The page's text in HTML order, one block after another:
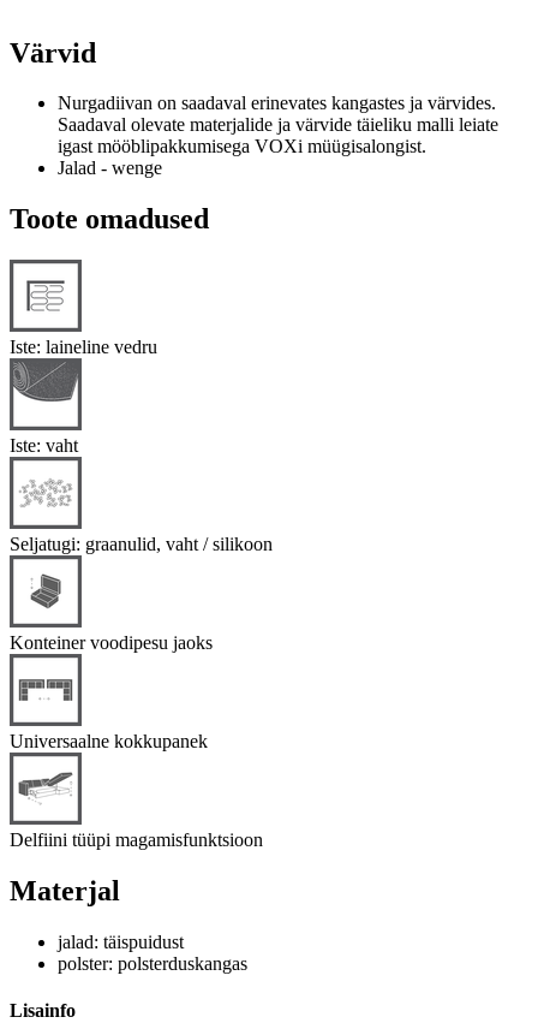
Värvid
Nurgadiivan on saadaval erinevates kangastes ja värvides.
Saadaval olevate materjalide ja värvide täieliku malli leiate
igast mööblipakkumisega VOXi müügisalongist.
Jalad - wenge
Toote omadused
Iste: laineline vedru
Iste: vaht
Seljatugi: graanulid, vaht / silikoon
Konteiner voodipesu jaoks
Universaalne kokkupanek
Delfiini tüüpi magamisfunktsioon
Materjal
jalad: täispuidust
polster: polsterduskangas
Lisainfo